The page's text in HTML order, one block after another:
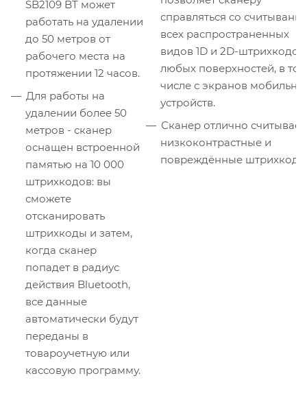
SB2109 BT может
работать на удалении
до 50 метров от
рабочего места на
протяжении 12 часов.
Для работы на
удалении более 50
метров - сканер
оснащен встроенной
памятью на 10 000
штрихкодов: вы
сможете
отсканировать
штрихкоды и затем,
когда сканер
попадет в радиус
действия Bluetooth,
все данные
автоматически будут
переданы в
товароучетную или
кассовую программу.
справляться со
всех распространенных
видов 1D и 2D-штрихкодов
любых поверхностей, в том
числе с экранов
устройств.
Сканер отлично считывает
низкоконтрастные и
повреждённые